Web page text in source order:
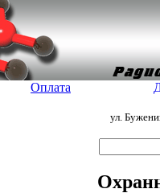
Оплата
ул.